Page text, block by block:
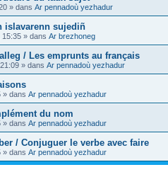
» dans Ar pennadoù yezhadur
islavarenn sujediñ
15:35 » dans Ar brezhoneg
/ Les emprunts au français
» dans Ar pennadoù yezhadur
» dans Ar pennadoù yezhadur
du nom
» dans Ar pennadoù yezhadur
/ Conjuguer le verbe avec faire
» dans Ar pennadoù yezhadur